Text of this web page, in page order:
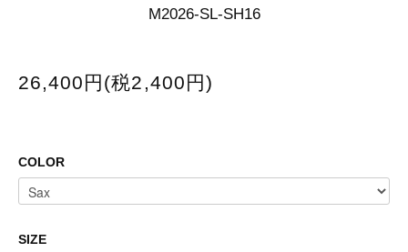
M2026-SL-SH16
26,400円(税2,400円)
COLOR
SIZE